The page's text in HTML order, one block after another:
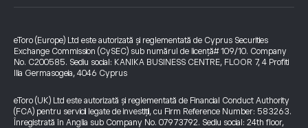
eToro (Europe) Ltd este autorizată și reglementată de Cyprus Securities
Exchange Commission (CySEC) sub numărul de licență# 109/10. Company
No. C200585. Sediu social: KANIKA BUSINESS CENTRE, FLOOR 7, 4 Profiti
Ilia Germasogeia, 4046 Cyprus
eToro (UK) Ltd este autorizată și reglementată de Financial Conduct Authority
(FCA) pentru servicii legate de investiții, cu Firm Reference Number: 583263.
Înregistrată în Anglia sub Company No. 07973792. Sediu social: 24th floor,